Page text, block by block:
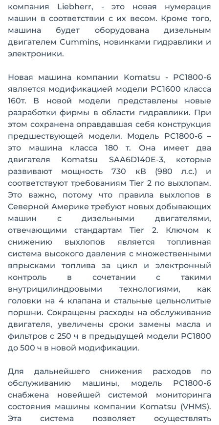
компания Liebherr, - это новая нумерация
машин в соответствии с их весом. Кроме того,
машина будет оборудована дизельным
двигателем Cummins, новинками гидравлики и
электроники.
Новая машина компании Komatsu - PC1800-6
является модификацией модели PC1600 класса
160т. В новой модели представлены новые
разработки фирмы в области гидравлики. При
этом сохранена оправдавшая себя конструкция
предшествующей модели. Модель PC1800-6 –
это машина класса 180 т. Она имеет два
двигателя Komatsu SAA6D140E-3, которые
развивают мощность 730 кВ (980 л.с.) и
соответствуют требованиям Tier 2 по выхлопам.
Это важно, потому что правила выхлопов в
Северной Америке требуют новых добывающих
машин с дизельными двигателями,
отвечающими стандартам Tier 2. Ключом к
снижению выхлопов является топливная
система высокого давления с множественными
впрысками топлива за цикл и электронный
контроль в сочетании с такими
внутрицилиндровыми технологиями, как
головки на 4 клапана и стальные цельнолитые
поршни. Сокращены расходы на обслуживание
двигателя, увеличены сроки замены масла и
фильтров с 250 ч в предыдущей модели PC1800
до 500 ч в новой модификации.
Для дальнейшего снижения расходов по
обслуживанию машины, модель PC1800-6
снабжена новейшей системой мониторинга
состояния машины компании Komatsu (VHMS).
Эта система позволяет осуществлять